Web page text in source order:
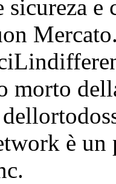
sicureza
morto
è un